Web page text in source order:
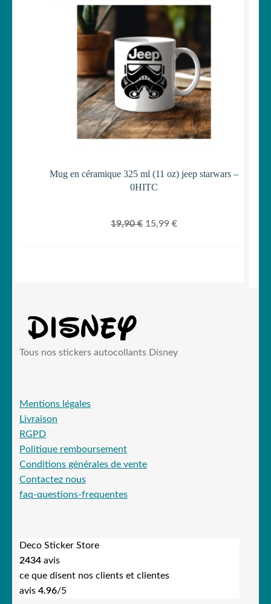
19,90 €.15,99 €.
Mug en céramique 325 ml (11 oz) jeep starwars –
0HITC
19,90€ Le
15,99 €Le
Tous nos stickers autocollants Disney
Mentions légales
Livraison
RGPD
Politique remboursement
Conditions générales de vente
Contactez nous
faq-questions-frequentes
Deco Sticker Store
2434 avis
ce que disent nos clients et clientes
avis 4.96/5